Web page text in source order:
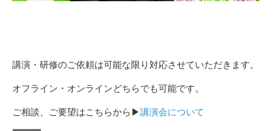
講演・研修のご依頼は可能な限り対応させていただきます。
オフライン・オンラインどちらでも可能です。
ご相談、ご要望はこちらから▶講演会について